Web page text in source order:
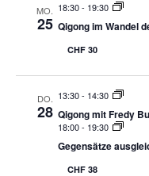
MO.
25
18:30- 19:30
Qigong im Wandel
CHF 30
DO.
28
13:30- 14:30
Qigong mit Fredy
18:00- 19:30
Gegensätze
CHF 38